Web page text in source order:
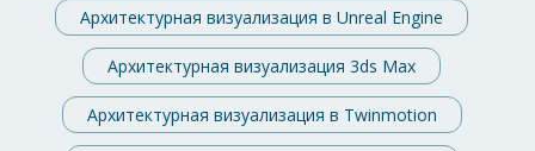
Архитектурная визуализация в Unreal Engine
Архитектурная визуализация 3ds Max
Архитектурная визуализация в Twinmotion